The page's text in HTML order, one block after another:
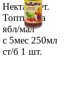
Нектар дет.
Топтыш­ка
ябл/мал
с 5мес 250мл
ст/б 1 шт.